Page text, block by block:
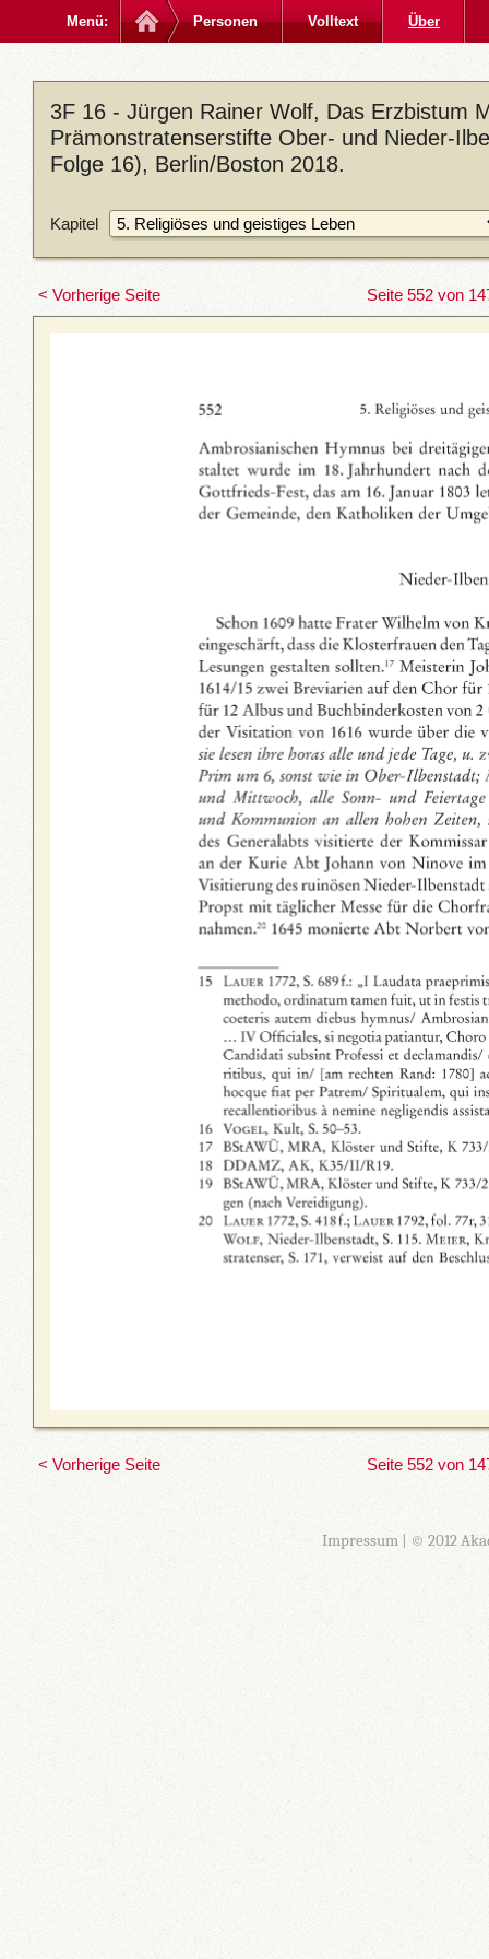
Menü: Personen Volltext Über
3F 16 - Jürgen Rainer Wolf, Das Erzbistum
Prämonstratenserstifte Ober- und Nieder-
Folge 16), Berlin/Boston 2018.
Kapitel
< Vorherige Seite Seite 552 von
< Vorherige Seite Seite 552 von
Impressum| © 2012